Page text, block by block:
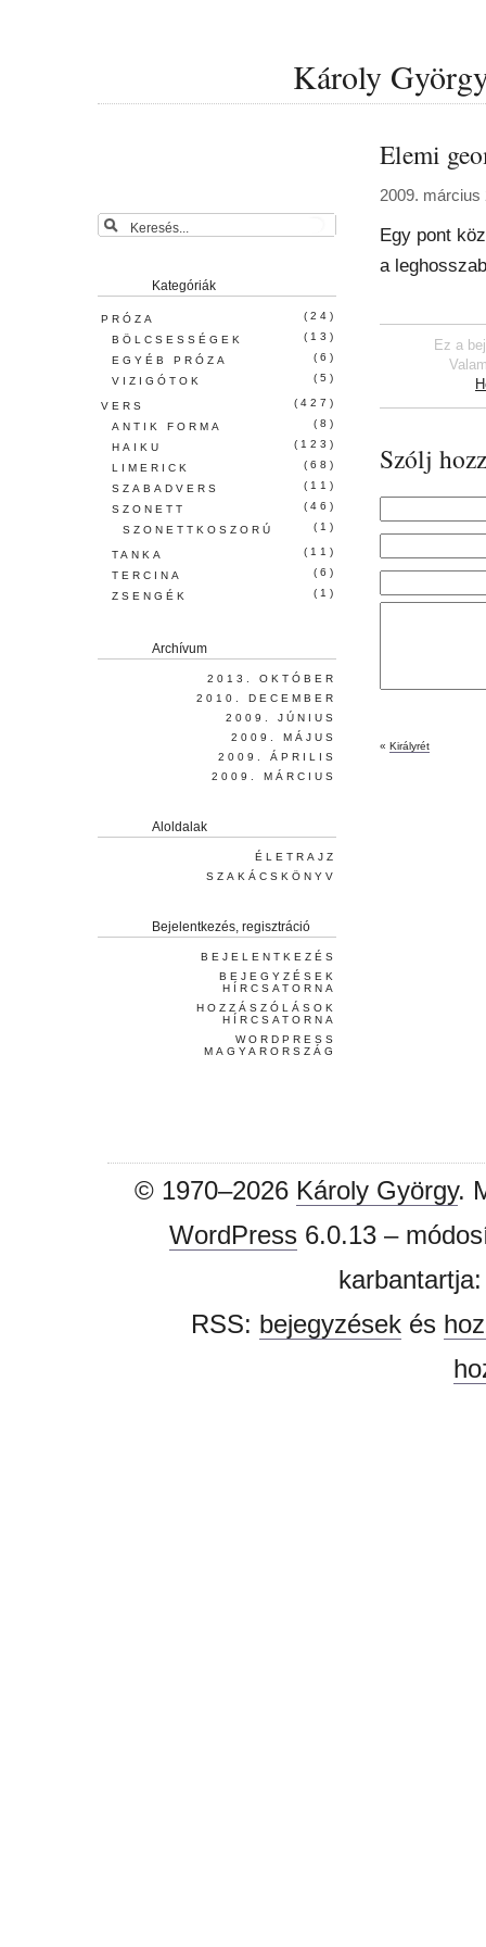
Károly
Elemi
2009. március
Egy pont
a
Ez a
Szólj
« Királyrét
Kategóriák
PRÓZA
(24)
BÖLCSESSÉGEK
(13)
EGYÉB PRÓZA
(6)
VIZIGÓTOK
(5)
VERS
(427)
ANTIK FORMA
(8)
HAIKU
(123)
LIMERICK
(68)
SZABADVERS
(11)
SZONETT
(46)
SZONETTKOSZORÚ
(1)
TANKA
(11)
TERCINA
(6)
ZSENGÉK
(1)
Archívum
2013. OKTÓBER
2010. DECEMBER
2009. JÚNIUS
2009. MÁJUS
2009. ÁPRILIS
2009. MÁRCIUS
Aloldalak
ÉLETRAJZ
SZAKÁCSKÖNYV
Bejelentkezés, regisztráció
BEJELENTKEZÉS
BEJEGYZÉSEK
HÍRCSATORNA
HOZZÁSZÓLÁSOK
HÍRCSATORNA
WORDPRESS
MAGYARORSZÁG
© 1970–2026 Károly György.
WordPress6.0.13 –
RSS: bejegyzésekés